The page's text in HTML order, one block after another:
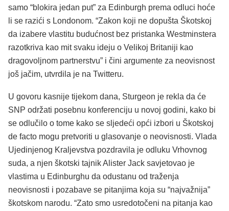
samo “blokira jedan put” za Edinburgh prema odluci hoće
li se razići s Londonom. “Zakon koji ne dopušta Škotskoj
da izabere vlastitu budućnost bez pristanka Westminstera
razotkriva kao mit svaku ideju o Velikoj Britaniji kao
dragovoljnom partnerstvu” i čini argumente za neovisnost
još jačim, utvrdila je na Twitteru.
U govoru kasnije tijekom dana, Sturgeon je rekla da će
SNP održati posebnu konferenciju u novoj godini, kako bi
se odlučilo o tome kako se sljedeći opći izbori u Škotskoj
de facto mogu pretvoriti u glasovanje o neovisnosti. Vlada
Ujedinjenog Kraljevstva pozdravila je odluku Vrhovnog
suda, a njen škotski tajnik Alister Jack savjetovao je
vlastima u Edinburghu da odustanu od traženja
neovisnosti i pozabave se pitanjima koja su “najvažnija”
škotskom narodu. “Zato smo usredotočeni na pitanja kao